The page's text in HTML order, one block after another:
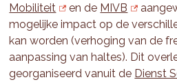
Mobiliteit
en de MIVB
mogelijke impact op de
kan worden (verhoging van de
aanpassing van haltes). Dit
georganiseerd vanuit de Dienst